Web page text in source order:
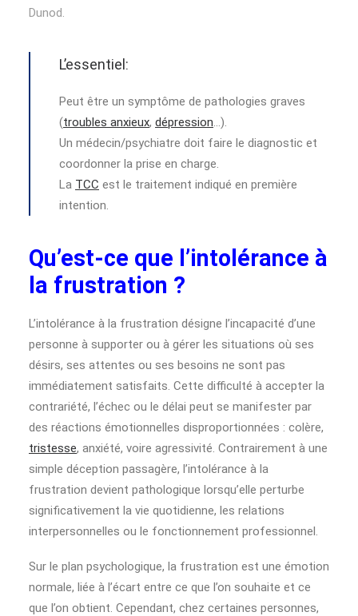
Dunod.
L’essentiel:
Peut être un symptôme de pathologies graves
(troubles anxieux, dépression…).
Un médecin/psychiatre doit faire le diagnostic et
coordonner la prise en charge.
La TCC est le traitement indiqué en première
intention.
Qu’est-ce que l’intolérance à
la frustration ?
L’intolérance à la frustration désigne l’incapacité d’une
personne à supporter ou à gérer les situations où ses
désirs, ses attentes ou ses besoins ne sont pas
immédiatement satisfaits. Cette difficulté à accepter la
contrariété, l’échec ou le délai peut se manifester par
des réactions émotionnelles disproportionnées : colère,
tristesse, anxiété, voire agressivité. Contrairement à une
simple déception passagère, l’intolérance à la
frustration devient pathologique lorsqu’elle perturbe
significativement la vie quotidienne, les relations
interpersonnelles ou le fonctionnement professionnel.
Sur le plan psychologique, la frustration est une émotion
normale, liée à l’écart entre ce que l’on souhaite et ce
que l’on obtient. Cependant, chez certaines personnes,